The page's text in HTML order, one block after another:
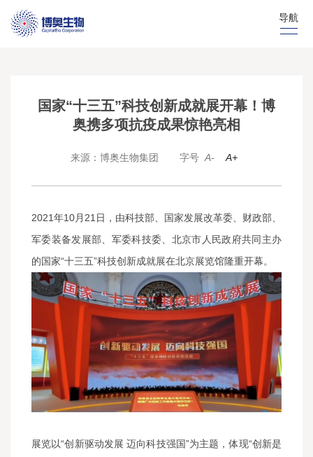
导航
国家“十三五”科技创新成就展开幕！博
奥携多项抗疫成果惊艳亮相
来源：博奥生物集团 字号 A- A+
2021年10月21日，由科技部、国家发展改革委、财政部、
军委装备发展部、军委科技委、北京市人民政府共同主办
的国家“十三五”科技创新成就展在北京展览馆隆重开幕。
展览以“创新驱动发展 迈向科技强国”为主题，体现“创新是